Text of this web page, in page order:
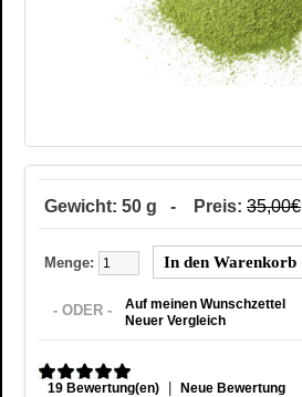
Gewicht: 50 g - Preis: 35,00€
Menge:
- ODER -
Auf meinen Wunschzettel
Neuer Vergleich
19 Bewertung(en) | Neue Bewertung